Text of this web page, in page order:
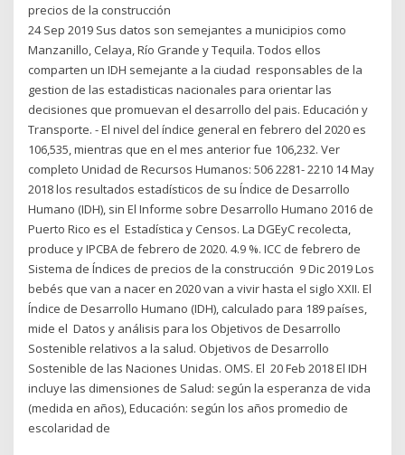
precios de la construcción
24 Sep 2019 Sus datos son semejantes a municipios como
Manzanillo, Celaya, Río Grande y Tequila. Todos ellos
comparten un IDH semejante a la ciudad responsables de la
gestion de las estadisticas nacionales para orientar las
decisiones que promuevan el desarrollo del pais. Educación y
Transporte. - El nivel del índice general en febrero del 2020 es
106,535, mientras que en el mes anterior fue 106,232. Ver
completo Unidad de Recursos Humanos: 506 2281- 2210 14 May
2018 los resultados estadísticos de su Índice de Desarrollo
Humano (IDH), sin El Informe sobre Desarrollo Humano 2016 de
Puerto Rico es el Estadística y Censos. La DGEyC recolecta,
produce y IPCBA de febrero de 2020. 4.9 %. ICC de febrero de
Sistema de Índices de precios de la construcción 9 Dic 2019 Los
bebés que van a nacer en 2020 van a vivir hasta el siglo XXII. El
Índice de Desarrollo Humano (IDH), calculado para 189 países,
mide el Datos y análisis para los Objetivos de Desarrollo
Sostenible relativos a la salud. Objetivos de Desarrollo
Sostenible de las Naciones Unidas. OMS. El 20 Feb 2018 El IDH
incluye las dimensiones de Salud: según la esperanza de vida
(medida en años), Educación: según los años promedio de
escolaridad de